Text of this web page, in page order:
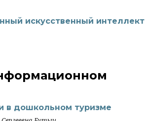
искусственный интеллект
в дошкольном туризме